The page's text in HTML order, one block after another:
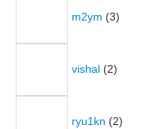
m2ym (3)
vishal (2)
ryu1kn (2)